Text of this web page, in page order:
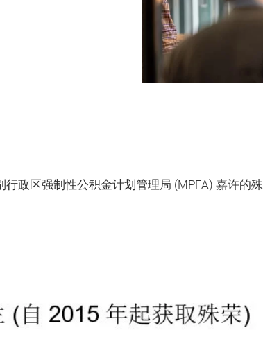
政区强制性公积金计划管理局 (MPFA) 嘉许的殊